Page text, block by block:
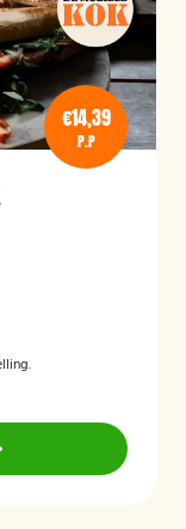
€14,39
P.P